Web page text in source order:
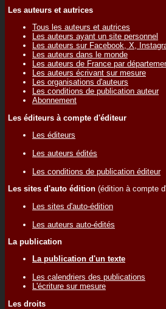
Les auteurs et autrices
Tous les auteurs et autrices
Les auteurs ayant un site personnel
Les auteurs sur Facebook, X,
Les auteurs dans le monde
Les auteurs de France par
Les auteurs écrivant sur mesure
Les organisations d'auteurs
Les conditions de publication auteur
Abonnement
Les éditeurs à compte d'éditeur
Les éditeurs
Les auteurs édités
Les conditions de publication éditeur
Les sites d'auto édition (édition à compte
Les sites d'auto-édition
Les auteurs auto-édités
La publication
La publication d'un texte
Les calendriers des publications
L'écriture sur mesure
Les droits